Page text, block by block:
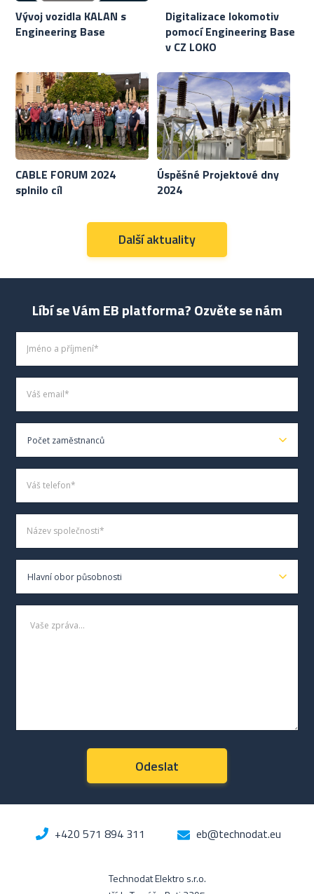
Vývoj vozidla KALAN s
Engineering Base
Digitalizace lokomotiv
pomocí Engineering Base
v CZ LOKO
CABLE FORUM 2024
splnilo cíl
Úspěšné Projektové dny
2024
Další aktuality
Líbí se Vám EB platforma? Ozvěte se nám
+420 571 894 311 eb@technodat.eu
Technodat Elektro s.r.o.